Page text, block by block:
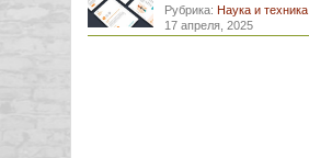
Рубрика: Наука и техника
17 апреля, 2025